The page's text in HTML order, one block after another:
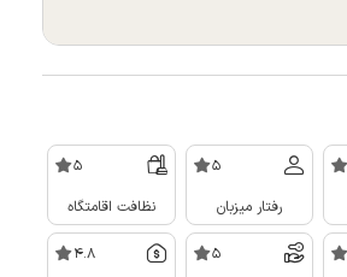
5
رفتار میزبان
5
نظافت اقامتگاه
5
4.8